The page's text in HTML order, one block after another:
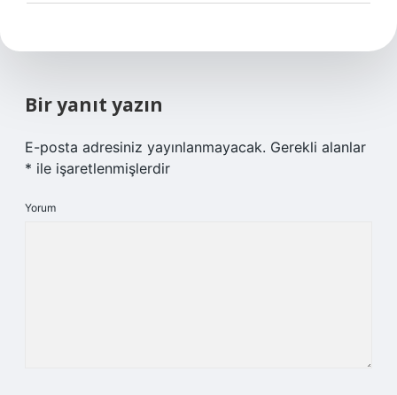
Bir yanıt yazın
E-posta adresiniz yayınlanmayacak. Gerekli alanlar
* ile işaretlenmişlerdir
Yorum